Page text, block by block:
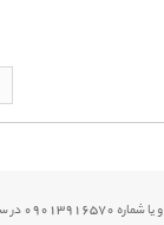
و یا شماره 09013916570 در سامانه بله پیام دهید.